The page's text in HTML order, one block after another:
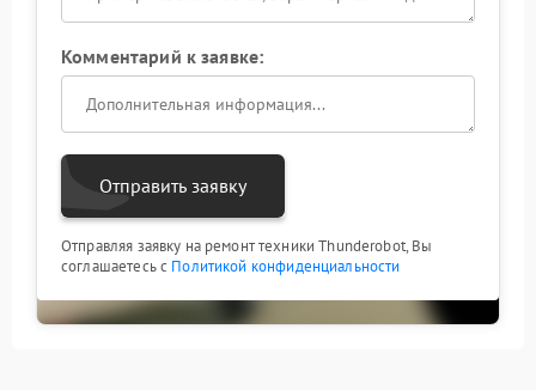
Комментарий к заявке:
Отправить заявку
Отправляя заявку на ремонт техники Thunderobot, Вы
соглашаетесь с Политикой конфиденциальности